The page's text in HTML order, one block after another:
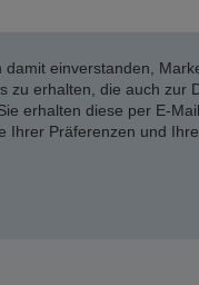
einverstanden,
zu erhalten, die auch zur
erhalten diese per E-
Ihrer Präferenzen und